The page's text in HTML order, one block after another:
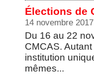
Élections de
14 novembre 2017
Du 16 au 22
CMCAS.
institution
mêmes...